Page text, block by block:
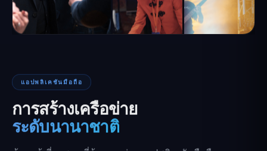
แอปพลิเคชันมือถือ
การสร้างเครือข่าย
ระดับนานาชาติ